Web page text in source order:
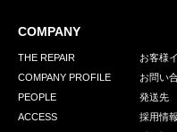
COMPANY
THE REPAIR
COMPANY PROFILE
PEOPLE
ACCESS
お客様
お問い
発送先
採用情報